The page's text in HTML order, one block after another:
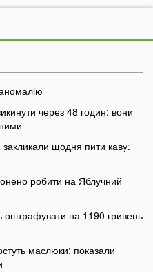
через 48 годин: вони
щодня пити каву:
робити на Яблучний
оштрафувати на 1190 гривень
маслюки: показали